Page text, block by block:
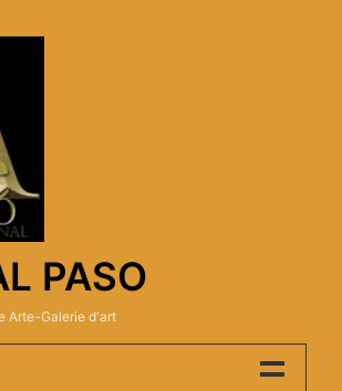
PASO
Arte-Galerie d'art